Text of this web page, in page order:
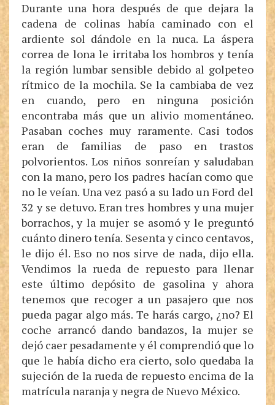
Durante una hora después de que dejara la
cadena de colinas había caminado con el
ardiente sol dándole en la nuca. La áspera
correa de lona le irritaba los hombros y tenía
la región lumbar sensible debido al golpeteo
rítmico de la mochila. Se la cambiaba de vez
en cuando, pero en ninguna posición
encontraba más que un alivio momentáneo.
Pasaban coches muy raramente. Casi todos
eran de familias de paso en trastos
polvorientos. Los niños sonreían y saludaban
con la mano, pero los padres hacían como que
no le veían. Una vez pasó a su lado un Ford del
32 y se detuvo. Eran tres hombres y una mujer
borrachos, y la mujer se asomó y le preguntó
cuánto dinero tenía. Sesenta y cinco centavos,
le dijo él. Eso no nos sirve de nada, dijo ella.
Vendimos la rueda de repuesto para llenar
este último depósito de gasolina y ahora
tenemos que recoger a un pasajero que nos
pueda pagar algo más. Te harás cargo, ¿no? El
coche arrancó dando bandazos, la mujer se
dejó caer pesadamente y él comprendió que lo
que le había dicho era cierto, solo quedaba la
sujeción de la rueda de repuesto encima de la
matrícula naranja y negra de Nuevo México.